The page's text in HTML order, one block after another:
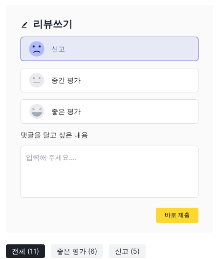
전체 (11) 좋은 평가 (6) 신고 (5)
리뷰쓰기
신고
중간 평가
좋은 평가
댓글을 달고 싶은 내용
입력해 주세요....
바로 제출